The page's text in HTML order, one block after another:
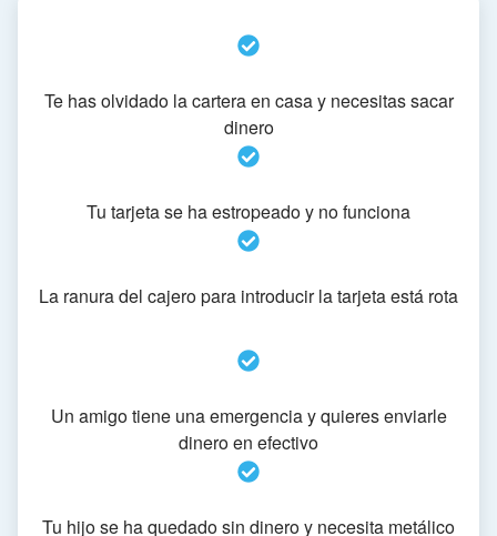
Te has olvidado la cartera en casa y necesitas sacar
dinero
Tu tarjeta se ha estropeado y no funciona
La ranura del cajero para introducir la tarjeta está rota
Un amigo tiene una emergencia y quieres enviarle
dinero en efectivo
Tu hijo se ha quedado sin dinero y necesita metálico